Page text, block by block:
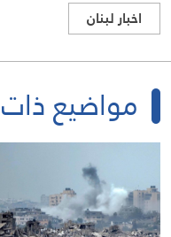
اخبار لبنان
مواضيع